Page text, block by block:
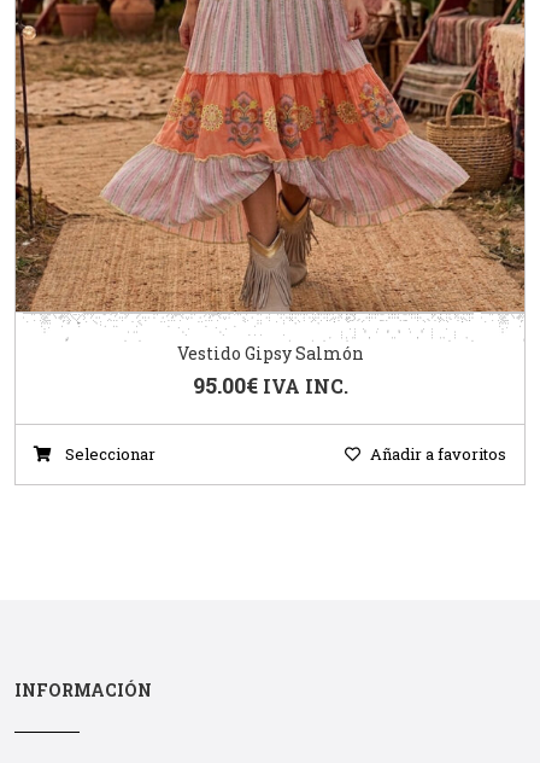
Vestido Gipsy Salmón
95.00€ IVA INC.
Seleccionar Añadir a favoritos
INFORMACIÓN